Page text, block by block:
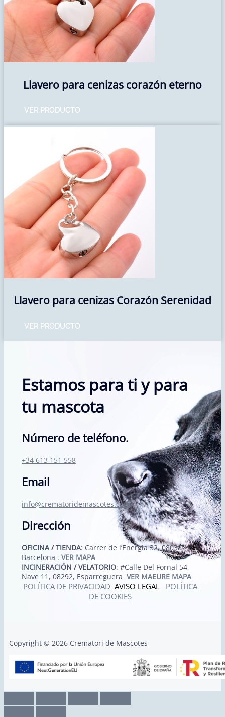
Llavero para cenizas corazón eterno
VER PRODUCTO
Llavero para cenizas Corazón Serenidad
VER PRODUCTO
Estamos para ti y para
tu mascota
Número de teléfono.
+34 613 151 558
Email
info@crematoridemascotes.com
Dirección
OFICINA / TIENDA: Carrer de l’Energia 32, 08038
Barcelona . VER MAPA
INCINERACIÓN / VELATORIO: #Calle Del Fornal 54,
Nave 11, 08292, Esparreguera VER MAEURE MAPA
POLÍTICA DE PRIVACIDAD AVISO LEGAL POLÍTICA
DE COOKIES
Copyright © 2026 Crematori de Mascotes